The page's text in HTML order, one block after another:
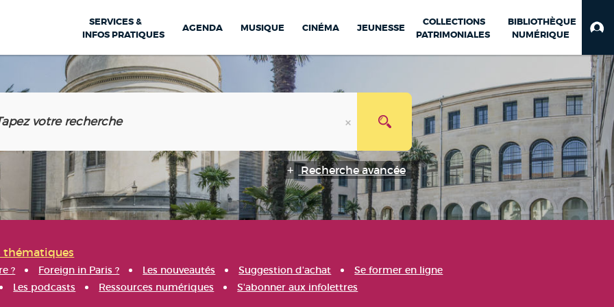
SERVICES &
INFOS PRATIQUES
AGENDA MUSIQUE CINÉMA JEUNESSE
COLLECTIONS
PATRIMONIALES
BIBLIOTHÈQUE
NUMÉRIQUE
Recherche avancée
thématiques
? Foreign in Paris ? Les nouveautés Suggestion d'achat
Se former en ligne
Les podcasts Ressources numériques S'abonner aux infolettres